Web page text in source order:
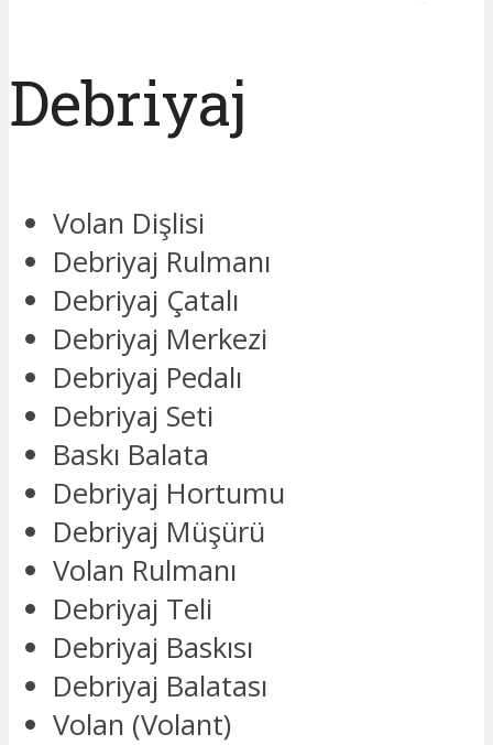
Debriyaj
Volan Dişlisi
Debriyaj Rulmanı
Debriyaj Çatalı
Debriyaj Merkezi
Debriyaj Pedalı
Debriyaj Seti
Baskı Balata
Debriyaj Hortumu
Debriyaj Müşürü
Volan Rulmanı
Debriyaj Teli
Debriyaj Baskısı
Debriyaj Balatası
Volan (Volant)